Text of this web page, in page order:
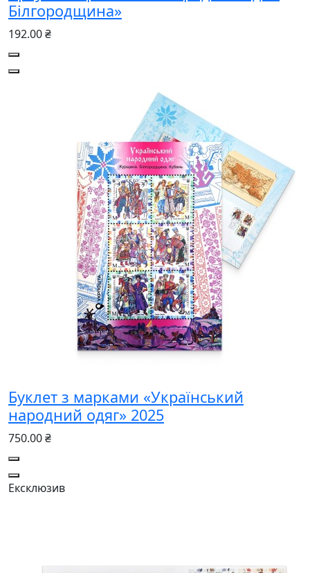
Білгородщина»
192.00 ₴
Буклет з марками «Український
народний одяг» 2025
750.00 ₴
Ексклюзив